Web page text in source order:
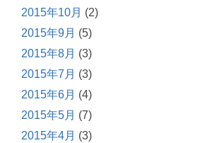
2015年10月 (2)
2015年9月 (5)
2015年8月 (3)
2015年7月 (3)
2015年6月 (4)
2015年5月 (7)
2015年4月 (3)